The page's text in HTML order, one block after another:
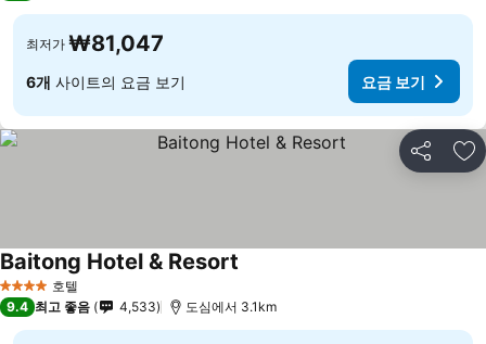
최저가 ₩81,047
6개 사이트의 요금 보기 요금 보기
공유 즐
4 성급 호텔
Baitong Hotel & Resort
9.4 최고 좋음 4,533 도심에서 3.1km